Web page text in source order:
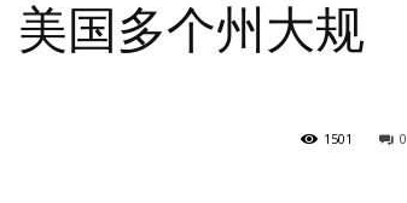
国多个州大规
0
1501